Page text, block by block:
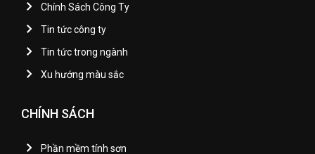
Chính Sách Công Ty
Tin tức công ty
Tin tức trong ngành
Xu hướng màu sắc
CHÍNH SÁCH
Phần mềm tính sơn